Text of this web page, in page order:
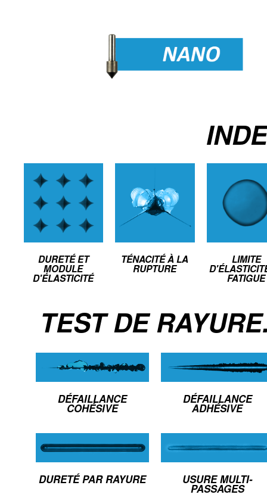
DURETÉ ET
MODULE
D'ÉLASTICITÉ
TÉNACITÉ À LA
RUPTURE
LIMITE
FATIGUE
TEST DE
DÉFAILLANCE
COHÉSIVE
DÉFAILLANCE
ADHÉSIVE
DURETÉ PAR RAYURE USURE MULTI-
PASSAGES